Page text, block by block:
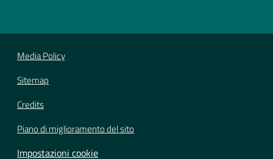
Media Policy
Sitemap
Credits
Piano di miglioramento del sito
Impostazioni cookie